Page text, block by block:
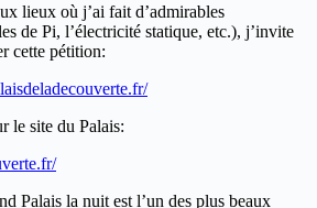
lieux où j’ai fait d’admirables
de Pi, l’électricité statique, etc.), j’invite
cette pétition:
ecouverte.fr/
le site du Palais:
Palais la nuit est l’un des plus beaux